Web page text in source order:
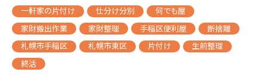
一軒家の片付け 仕分け分別
何でも屋
家財搬出作業
家財整理 手稲区便利屋
断捨離
札幌市手稲区
札幌市東区 片付け
生前整理
終活